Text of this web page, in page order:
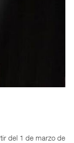
del 1 de marzo de
ferroviario h
de Viva y Vo